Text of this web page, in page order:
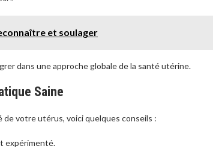
et soulager
dans une approche globale de la santé utérine.
Saine
votre utérus, voici quelques conseils :
expérimenté.